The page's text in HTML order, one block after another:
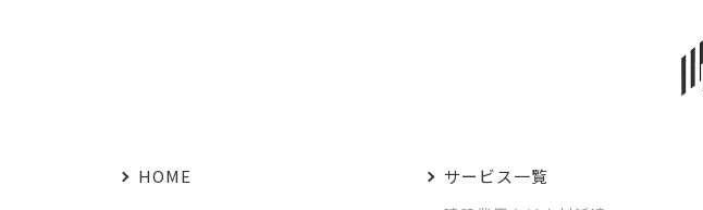
HOME
サービス一覧